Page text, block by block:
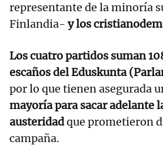
representante de la minoría
Finlandia- y los
Los cuatro partidos suman
escaños del Eduskunta
por lo que tienen asegurada
mayoría para sacar adelante
austeridadque prometieron
campaña.